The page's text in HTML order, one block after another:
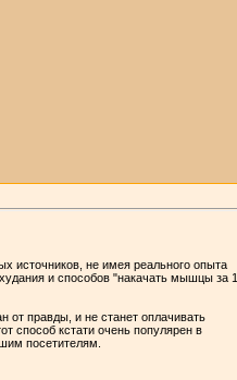
источников, не имея реального опыта
и способов "накачать мышцы за 1
от правды, и не станет оплачивать
способ кстати очень популярен в
посетителям.